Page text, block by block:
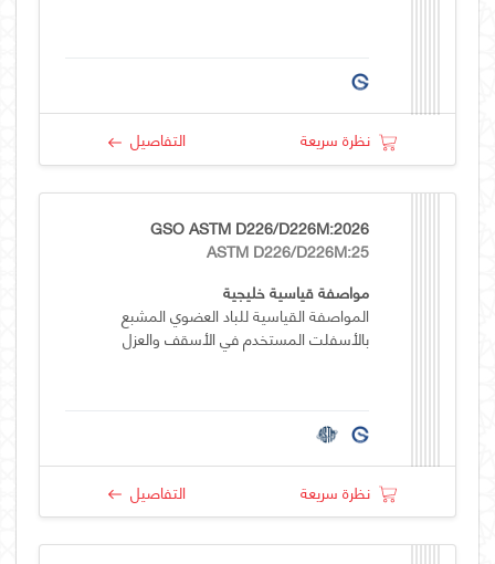
نظرة سريعة التفاصيل
GSO ASTM D226/D226M:2026
ASTM D226/D226M:25
مواصفة قياسية خليجية
المواصفة القياسية للباد العضوي المشبع
بالأسفلت المستخدم في الأسقف والعزل
نظرة سريعة التفاصيل